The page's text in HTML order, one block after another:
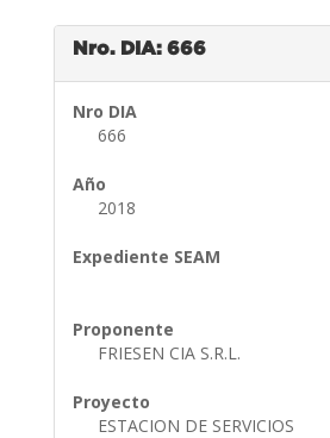
Nro. DIA: 666
Nro DIA
666
Año
2018
Expediente SEAM
Proponente
FRIESEN CIA S.R.L.
Proyecto
ESTACION DE SERVICIOS